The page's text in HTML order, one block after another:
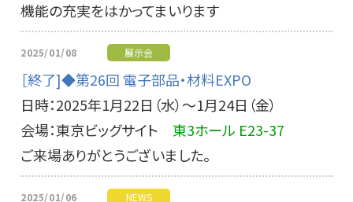
機能の充実をはかってまいります
2025/01/08 展示会
［終了]◆第26回 電子部品・材料EXPO
日時：2025年1月22日（水）～1月24日（金）
会場：東京ビッグサイト 東3ホール E23-37
ご来場ありがとうございました。
2025/01/06 NEWS